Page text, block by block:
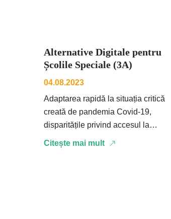
Alternative Digitale pentru
Școlile Speciale (3A)
04.08.2023
Adaptarea rapidă la situația critică
creată de pandemia Covid-19,
disparitățile privind accesul la
tehnologie atât ale cursanților cât și
Citește mai mult